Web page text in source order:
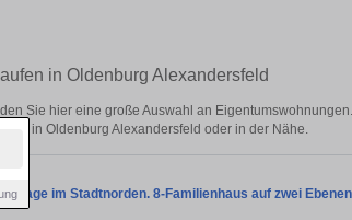
in Oldenburg Alexandersfeld
Sie hier eine große Auswahl an
in Oldenburg Alexandersfeld oder in der Nähe.
im Stadtnorden. 8-Familienhaus auf zwei Ebenen